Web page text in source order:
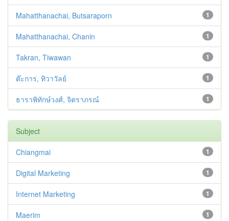
1
Mahatthanachai, Butsaraporn
1
Mahatthanachai, Chanin
1
Takran, Tiwawan
1
ต๊ะการ, ทิวาวัลย์
1
ธาราพิทักษ์วงศ์, จิตราภรณ์
Subject
1
Chiangmai
1
Digital Marketing
1
Internet Marketing
1
Maerim